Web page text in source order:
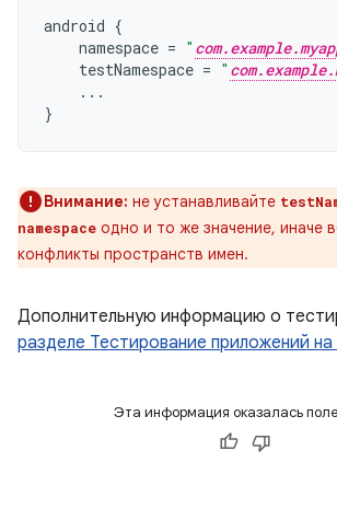
android {
namespace = "
testNamespace = "
...
}
Внимание: не устанавливайте
namespace одно и то же значение, иначе
конфликты пространств имен.
Дополнительную информацию о
разделе Тестирование приложений на
Эта информация оказалась